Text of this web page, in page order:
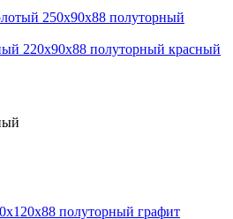
220х90х88 полуторный красный